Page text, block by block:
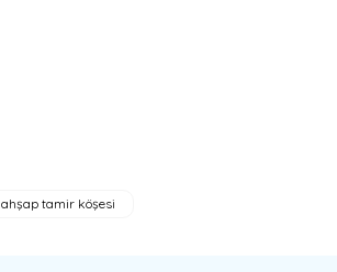
ahşap tamir köşesi